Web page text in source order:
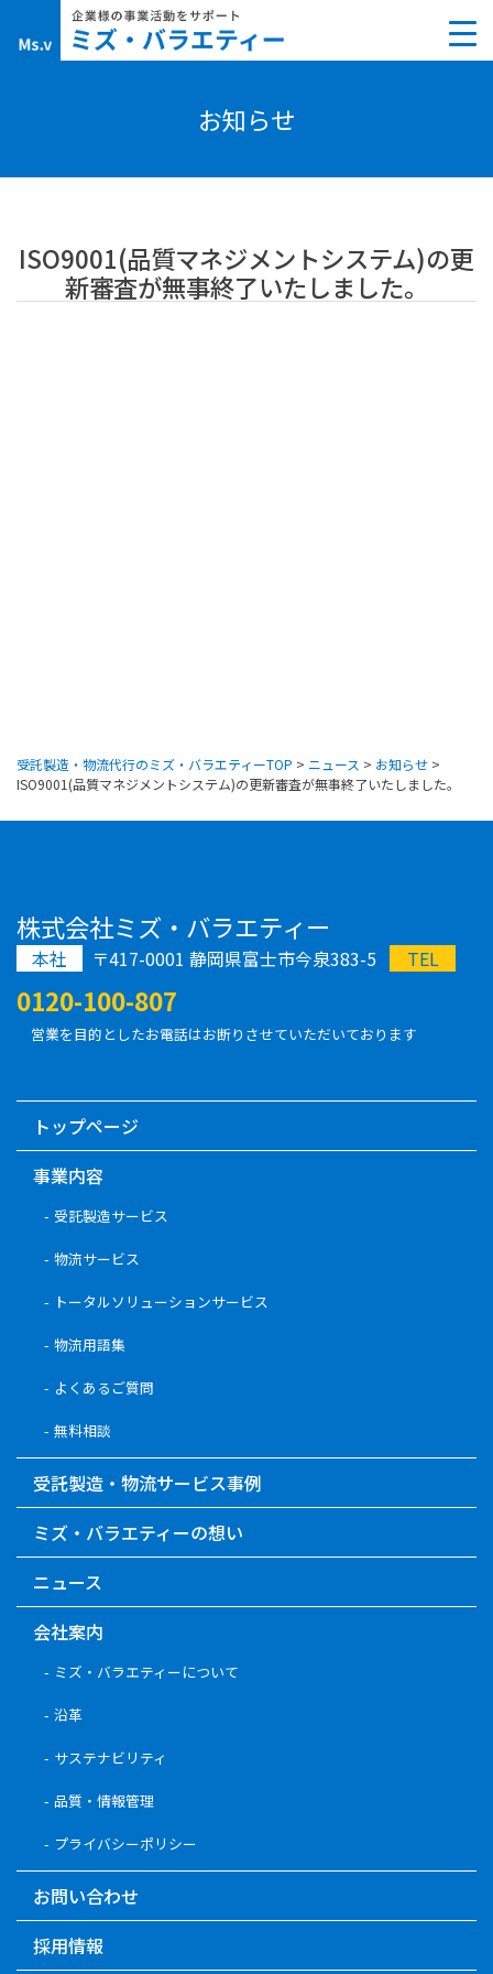
content
お知らせ
ISO9001(品質マネジメントシステム)の更
新審査が無事終了いたしました。
受託製造・物流代行のミズ・バラエティーTOP > ニュース > お知らせ >
ISO9001(品質マネジメントシステム)の更新審査が無事終了いたしました。
株式会社ミズ・バラエティー
本社 〒417-0001 静岡県富士市今泉383-5 TEL
0120-100-807
営業を目的としたお電話はお断りさせていただいております
トップページ
事業内容
受託製造サービス
物流サービス
トータルソリューションサービス
物流用語集
よくあるご質問
無料相談
受託製造・物流サービス事例
ミズ・バラエティーの想い
ニュース
会社案内
ミズ・バラエティーについて
沿革
サステナビリティ
品質・情報管理
プライバシーポリシー
お問い合わせ
採用情報